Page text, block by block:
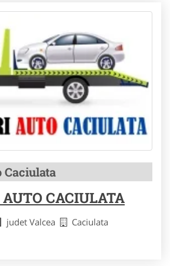
Caciulata
CACIULATA
judet Valcea
Caciulata